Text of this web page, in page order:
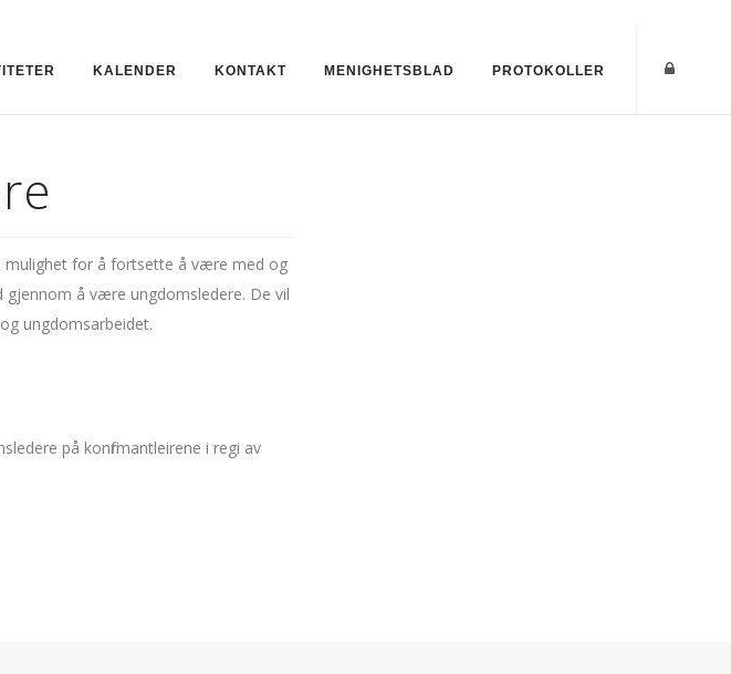
KALENDER KONTAKT MENIGHETSBLAD PROTOKOLLER
mulighet for å fortsette å være med og
å være ungdomsledere. De vil
ungdomsarbeidet.
på konfirmantleirene i regi av